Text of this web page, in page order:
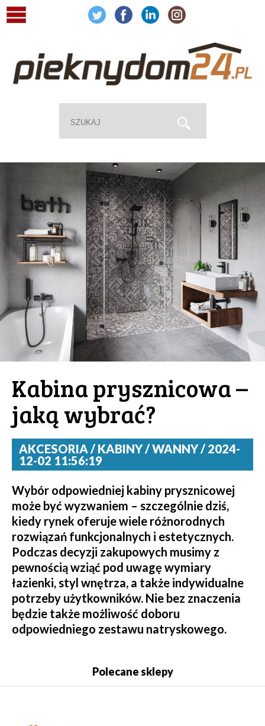
Kabina prysznicowa –
jaką wybrać?
AKCESORIA / KABINY / WANNY / 2024-
12-02 11:56:19
Wybór odpowiedniej kabiny prysznicowej
może być wyzwaniem – szczególnie dziś,
kiedy rynek oferuje wiele różnorodnych
rozwiązań funkcjonalnych i estetycznych.
Podczas decyzji zakupowych musimy z
pewnością wziąć pod uwagę wymiary
łazienki, styl wnętrza, a także indywidualne
potrzeby użytkowników. Nie bez znaczenia
będzie także możliwość doboru
odpowiedniego zestawu natryskowego.
Polecane sklepy